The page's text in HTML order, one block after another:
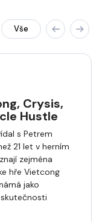
Vše
Crysis,
Hustle
s Petrem
21 let v herním
zejména
hře Vietcong
jako
skutečnosti